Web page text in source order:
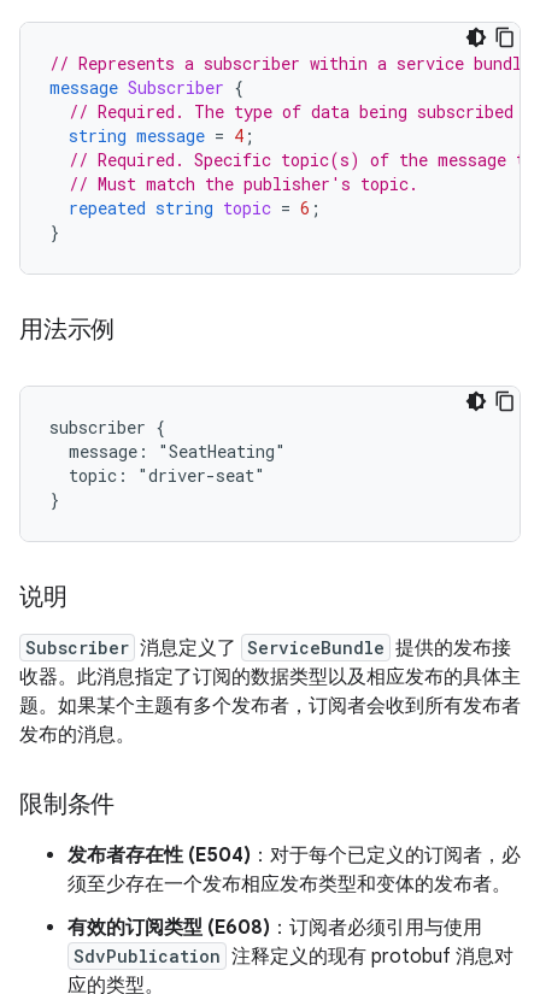
// Represents a subscriber within a service bundle.
message Subscriber {
// Required. The type of data being subscribed
string message = 4 ;
// Required. Specific topic(s) of the message
// Must match the publisher's topic.
repeated string topic = 6 ;
}
用法示例
subscriber {
  message: "SeatHeating"
  topic: "driver-seat"
说明
Subscriber 消息定义了 ServiceBundle 提供的发布接
收器。此消息指定了订阅的数据类型以及相应发布的具体主
题。如果某个主题有多个发布者，订阅者会收到所有发布者
发布的消息。
限制条件
发布者存在性 (E504) ：对于每个已定义的订阅者，必
须至少存在一个发布相应发布类型和变体的发布者。
有效的订阅类型 (E608) ：订阅者必须引用与使用
SdvPublication 注释定义的现有 protobuf 消息对
应的类型。